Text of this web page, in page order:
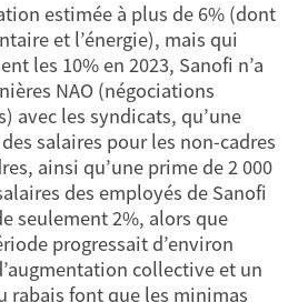
estimée à plus de 6% (dont
et l’énergie), mais qui
les 10% en 2023, Sanofi n’a
NAO (négociations
avec les syndicats, qu’une
salaires pour les non-cadres
ainsi qu’une prime de 2 000
des employés de Sanofi
seulement 2%, alors que
progressait d’environ
collective et un
rabais font que les minimas